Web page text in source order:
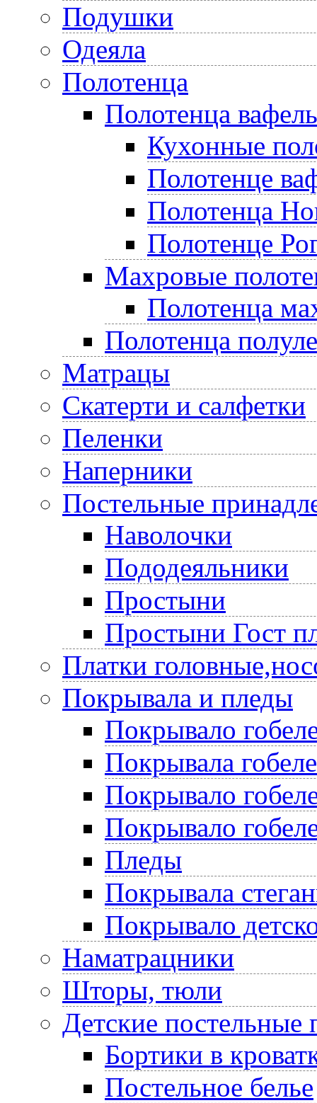
Подушки
Одеяла
Полотенца
Полотенца
Кухонные
Полотенце
Полотенца
Полотенце
Махровые
Полотенца
Полотенца
Матрацы
Скатерти и салфетки
Пеленки
Наперники
Постельные
Наволочки
Пододеяльники
Простыни
Простыни Гост
Платки
Покрывала и пледы
Покрывало
Покрывала
Покрывало
Покрывало
Пледы
Покрывала
Покрывало
Наматрацники
Шторы, тюли
Детские постельные
Бортики в
Постельное белье